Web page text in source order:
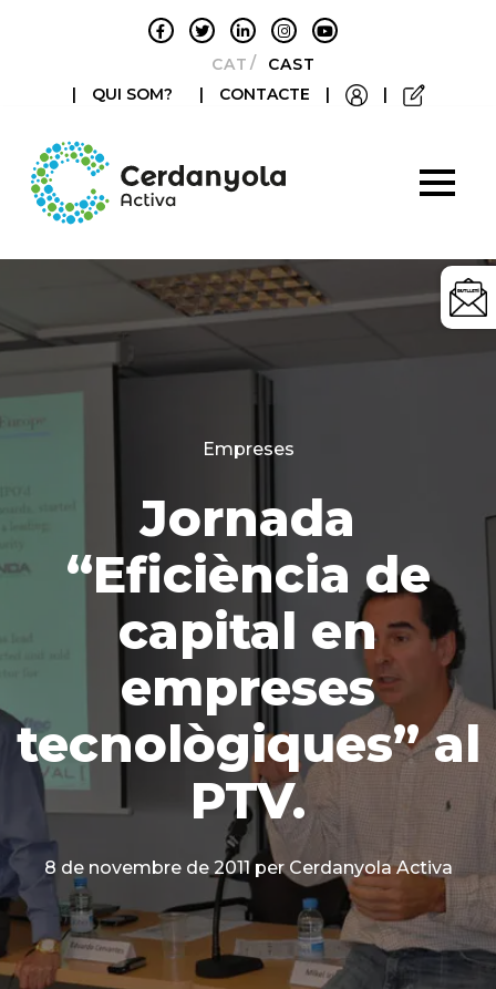
CATALÀCASTELLANO
|
QUI SOM? | CONTACTE | |
Categories
Empreses
Jornada
“Eficiència de
capital en
empreses
tecnològiques” al
PTV.
8 de novembre de 2011 per Cerdanyola Activa